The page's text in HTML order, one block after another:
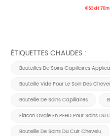
ÉTIQUETTES CHAUDES :
Bouteilles De Soins Capillaires
Bouteille Vide Pour Le Soin Des
Bouteille De Soins Capillaires
Flacon Ovale En PEHD Pour Soins Du
Bouteille De Soins Du Cuir Chevelu